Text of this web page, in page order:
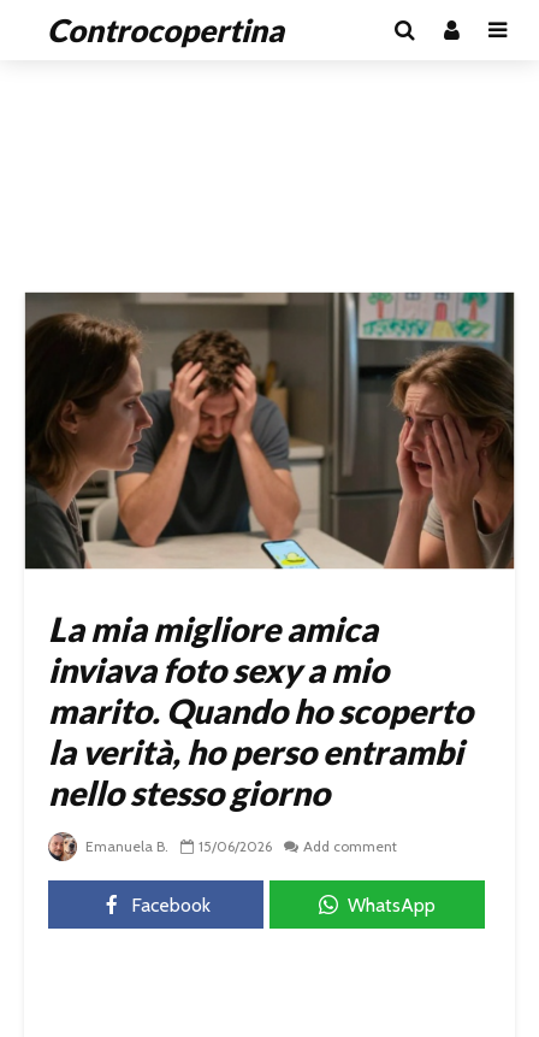
Controcopertina
La mia migliore amica
inviava foto sexy a mio
marito. Quando ho scoperto
la verità, ho perso entrambi
nello stesso giorno
Emanuela B. 15/06/2026 Add comment
Facebook WhatsApp